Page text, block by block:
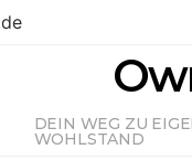
DEIN WEG ZU
WOHLSTAND